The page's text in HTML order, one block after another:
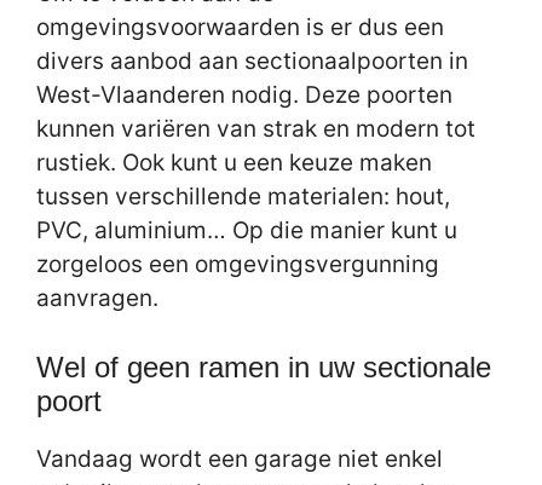
omgevingsvoorwaarden is er dus een
divers aanbod aan sectionaalpoorten in
West-Vlaanderen nodig. Deze poorten
kunnen variëren van strak en modern tot
rustiek. Ook kunt u een keuze maken
tussen verschillende materialen: hout,
PVC, aluminium… Op die manier kunt u
zorgeloos een omgevingsvergunning
aanvragen.
Wel of geen ramen in uw sectionale
poort
Vandaag wordt een garage niet enkel